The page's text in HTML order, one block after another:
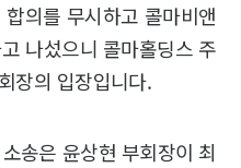
의를 무시하고 콜마비앤
나섰으니 콜마홀딩스 주
장의 입장입니다.
송은 윤상현 부회장이 최